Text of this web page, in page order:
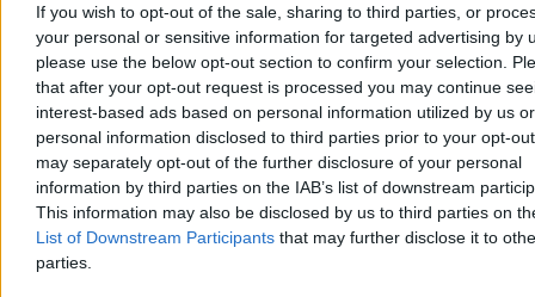
If you wish to opt-out of the sale, sharing to third parties, or
your personal or sensitive information for targeted advertising by
please use the below opt-out section to confirm your selection.
that after your opt-out request is processed you may continue
interest-based ads based on personal information utilized by us or
personal information disclosed to third parties prior to your opt-
may separately opt-out of the further disclosure of your personal
information by third parties on the IAB’s list of downstream
This information may also be disclosed by us to third parties on
List of Downstream Participants that may further disclose it to
parties.
samorządami
12:24Pijany kierowca wjechał w pieszych pod kościołem. Pięć osób
rannych
12:08Kupił starego Xboxa i znalazł w nim skarb. Tej wersji GTA
IV nikt nie znał
Zero jawności, maksimum nepotyzmu. Prezes Watchdog
Polska o zatrudnianiu polityków
10:32Naukowcy wykorzystali okruchy chleba do produkcji
wodoru. Przełomowe badania
10:08Tradycja, komfort i wybór. Jak dziś przeżywamy święta?
09:31Ukraińskie wojsko podało rosyjskie straty. „1,1 tys. żołnierzy
w jeden dzień”
08:54